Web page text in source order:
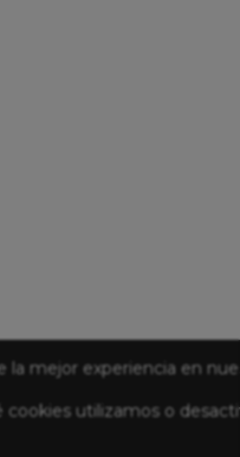
la mejor experiencia en
utilizamos o